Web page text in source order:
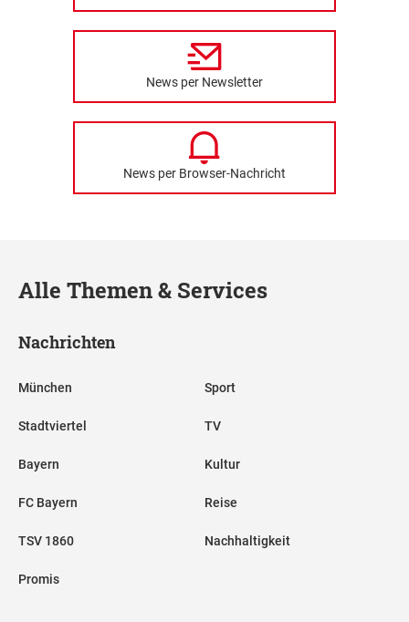
News per Newsletter
News per Browser-Nachricht
Alle Themen & Services
Nachrichten
München
Stadtviertel
Bayern
FC Bayern
TSV 1860
Promis
Sport
TV
Kultur
Reise
Nachhaltigkeit